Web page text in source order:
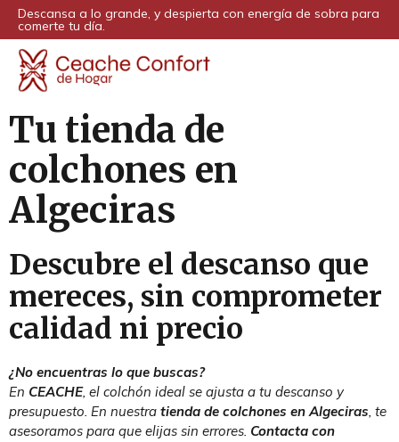
Descansa a lo grande, y despierta con energía de sobra para
comerte tu día.
Tu tienda de
colchones en
Algeciras
Descubre el descanso que
mereces, sin comprometer
calidad ni precio
¿No encuentras lo que buscas?
En CEACHE, el colchón ideal se ajusta a tu descanso y
presupuesto. En nuestra tienda de colchones en Algeciras, te
asesoramos para que elijas sin errores. Contacta con